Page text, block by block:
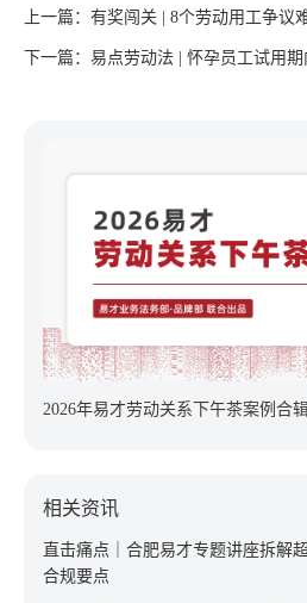
上一篇：有奖闯关 | 8个劳动用工争议
下一篇：易点劳动法 | 怀孕员工试用
2026年易才劳动关系下午茶案例合
相关资讯
直击痛点｜合肥易才专题讲座拆解
合规要点